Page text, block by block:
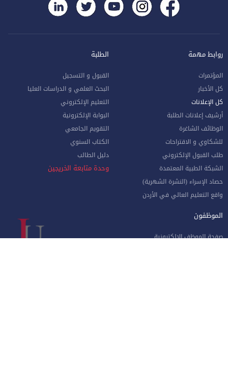
روابط مهمة
المؤتمرات
كل الأخبار
كل الإعلانات
أرشيف إعلانات الطلبة
الوظائف الشاغرة
للشكاوي و الاقتراحات
طلب القبول الإلكتروني
الشبكة الطبية المعتمدة
حصاد الإسراء (النشرة الشهرية)
واقع التعليم العالي في الأردن
الطلبة
القبول و التسجيل
البحث العلمي و الدراسات العليا
التعليم الإلكتروني
البوابة الإلكترونية
التقويم الجامعي
الكتاب السنوي
دليل الطالب
وحدة متابعة الخريجين
الموظفون
صفحة الموظف الإلكترونية